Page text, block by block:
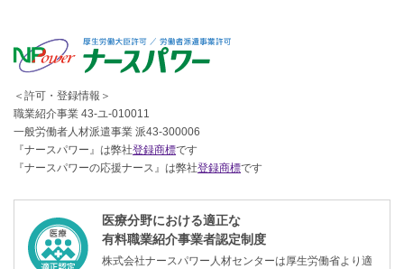
＜許可・登録情報＞
職業紹介事業 43-ユ-010011
一般労働者人材派遣事業 派43-300006
『ナースパワー』は弊社登録商標です
『ナースパワーの応援ナース』は弊社登録商標です
医療分野における適正な
有料職業紹介事業者認定制度
株式会社ナースパワー人材センターは厚生労働省より適